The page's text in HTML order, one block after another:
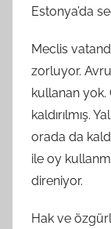
Estonya’da
Meclis
zorluyor.
kullanan yok.
kaldırılmış.
orada da
ile oy
direniyor.
Hak ve